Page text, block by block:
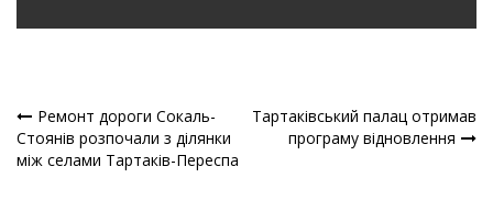
Навігація
Ремонт дороги Сокаль-
Стоянів розпочали з ділянки
між селами Тартаків-Переспа
Тартаківський палац отримав
програму відновлення